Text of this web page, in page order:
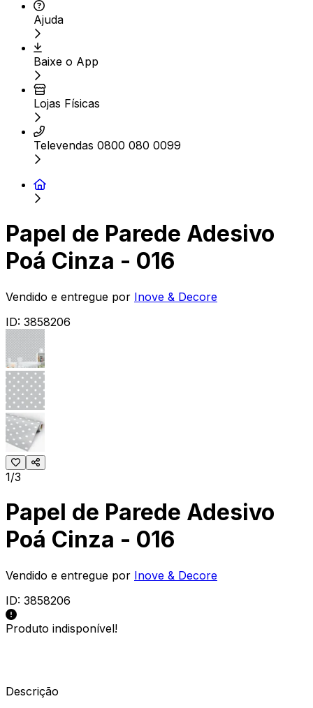
Ajuda
Baixe o App
Lojas Físicas
Televendas 0800 080 0099
Papel de Parede Adesivo
Poá Cinza - 016
Vendido e entregue por Inove & Decore
ID: 3858206
1/3
Papel de Parede Adesivo
Poá Cinza - 016
Vendido e entregue por Inove & Decore
ID: 3858206
Produto indisponível!
Descrição